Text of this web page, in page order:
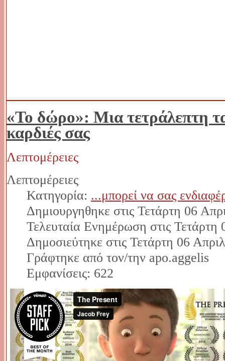
«Το δώρο»: Μια τετράλεπτη
καρδιές σας
Λεπτομέρειες
Λεπτομέρειες
Κατηγορία: ...μπορεί να σας
Δημιουργηθηκε στις Τετάρτη 06
Τελευταία Ενημέρωση στις
Δημοσιεύτηκε στις Τετάρτη 06
Γράφτηκε από τον/την apo.aggelis
Εμφανίσεις: 622